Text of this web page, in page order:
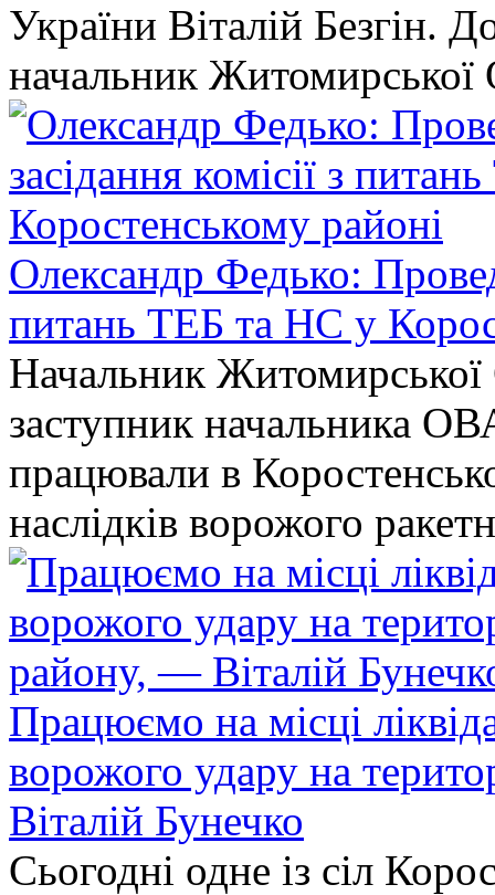
України Віталій Безгін.
начальник
Олександр Федько:
питань ТЕБ та НС у
Начальник
заступник начальника
працювали в
наслідків ворожого
Працюємо на місці
ворожого удару на
Віталій Бунечко
Сьогодні одне із сіл